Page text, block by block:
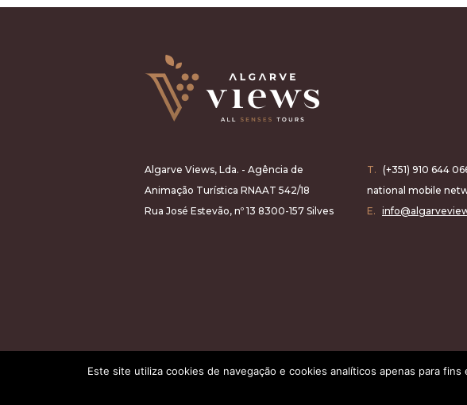
Algarve Views, Lda. - Agência de
Animação Turística RNAAT 542/18
Rua José Estevão, nº 13 8300-157 Silves
T. (+351) 910 644
national mobile
E.
Este site utiliza cookies de navegação e cookies analíticos apenas para